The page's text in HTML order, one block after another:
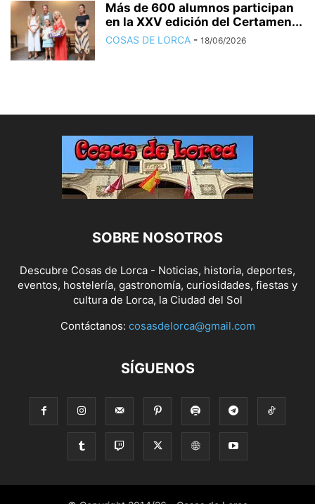
Más de 600 alumnos participan
en la XXV edición del Certamen...
COSAS DE LORCA - 18/06/2026
SOBRE NOSOTROS
Descubre Cosas de Lorca - Noticias, historia, deportes,
eventos, hostelería, gastronomía, curiosidades, fiestas y
cultura de Lorca, la Ciudad del Sol
Contáctanos: cosasdelorca@gmail.com
SÍGUENOS